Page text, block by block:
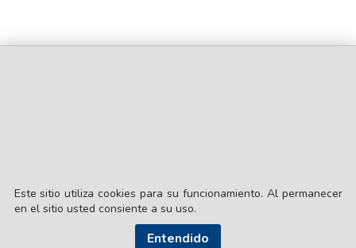
Este sitio utiliza cookies para su funcionamiento. Al permanecer
en el sitio usted consiente a su uso.
Entendido